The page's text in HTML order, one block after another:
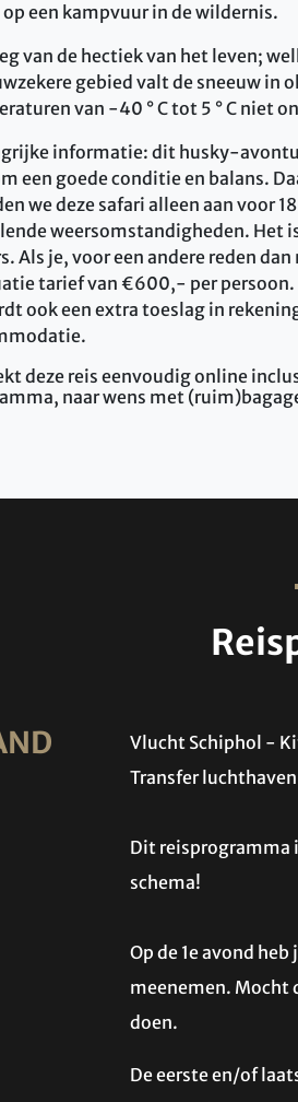
op een kampvuur in de wildernis.
van de hectiek van het leven;
gebied valt de sneeuw
van -40 ° C tot 5 ° C niet
informatie:dit husky-
een goede conditie en balans.
we deze safari alleen aan voor
weersomstandigheden. Het
Als je, voor een andere reden
tarief van €600,- per
ook een extra toeslag in
deze reis eenvoudig online
naar wens met
Vlucht Schiphol -
Transfer
Dit reisprogramma
schema!
Op de 1e avond
meenemen. Mocht
doen.
De eerste en/of